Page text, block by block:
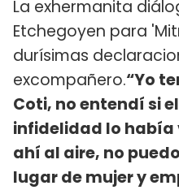
La exhermanita
Etchegoyen para
durísimas
excompañero.“Yo
Coti, no entendí si
infidelidad lo había
ahí al aire, no
lugar de mujer y